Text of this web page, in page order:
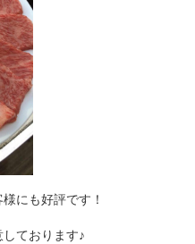
にも好評です！
ております♪